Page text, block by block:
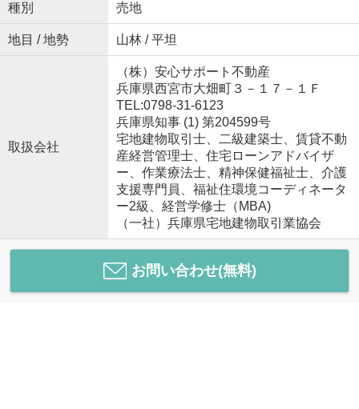
種別 売地
地目 / 地勢 山林 / 平坦
取扱会社
（株）安心サポート不動産
兵庫県西宮市大畑町３－１７－１Ｆ
TEL:0798-31-6123
兵庫県知事 (1) 第204599号
宅地建物取引士、二級建築士、賃貸不動
産経営管理士、住宅ローンアドバイザ
ー、作業療法士、精神保健福祉士、介護
支援専門員、福祉住環境コーディネータ
ー2級、経営学修士（MBA)
（一社）兵庫県宅地建物取引業協会
お問い合わせ(無料)